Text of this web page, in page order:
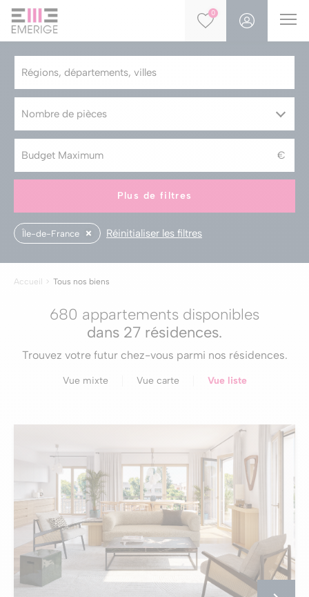
0
Accueil Tous nos biens
680 appartements disponibles
dans 27 résidences.
Trouvez votre futur chez-vous parmi nos résidences.
Vue mixte Vue carte Vue liste
Nombre de pièces
Plus de filtres
Île-de-France Réinitialiser les filtres